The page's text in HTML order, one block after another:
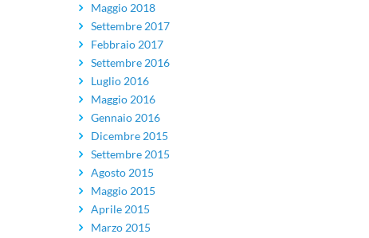
Maggio 2018
Settembre 2017
Febbraio 2017
Settembre 2016
Luglio 2016
Maggio 2016
Gennaio 2016
Dicembre 2015
Settembre 2015
Agosto 2015
Maggio 2015
Aprile 2015
Marzo 2015